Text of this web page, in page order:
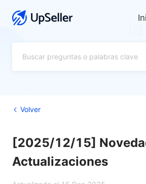
Volver
[2025/12/15]
Actualizaciones